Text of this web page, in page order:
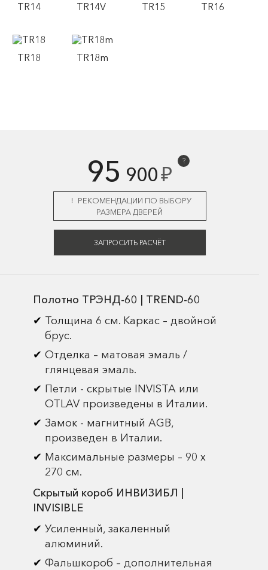
TR14 TR14V TR15 TR16
TR18 TR18m
95 900₽
?
РЕКОМЕНДАЦИИ ПО ВЫБОРУ
РАЗМЕРА ДВЕРЕЙ
ЗАПРОСИТЬ РАСЧЁТ
Полотно ТРЭНД-60 | TREND-60
Толщина 6 см. Каркас – двойной
брус.
Отделка – матовая эмаль /
глянцевая эмаль.
Петли - скрытые INVISTA или
OTLAV произведены в Италии.
Замок - магнитный AGB,
произведен в Италии.
Максимальные размеры – 90 х
270 см.
Скрытый короб ИНВИЗИБЛ |
INVISIBLE
Усиленный, закаленный
алюминий.
Фальшкороб – дополнительная